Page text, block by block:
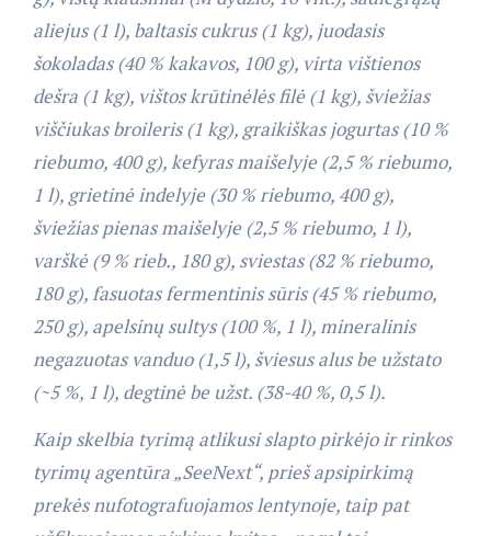
aliejus (1 l), baltasis cukrus (1 kg), juodasis
šokoladas (40 % kakavos, 100 g), virta vištienos
dešra (1 kg), vištos krūtinėlės filė (1 kg), šviežias
viščiukas broileris (1 kg), graikiškas jogurtas (10 %
riebumo, 400 g), kefyras maišelyje (2,5 % riebumo,
1 l), grietinė indelyje (30 % riebumo, 400 g),
šviežias pienas maišelyje (2,5 % riebumo, 1 l),
varškė (9 % rieb., 180 g), sviestas (82 % riebumo,
180 g), fasuotas fermentinis sūris (45 % riebumo,
250 g), apelsinų sultys (100 %, 1 l), mineralinis
negazuotas vanduo (1,5 l), šviesus alus be užstato
(~5 %, 1 l), degtinė be užst. (38-40 %, 0,5 l).
Kaip skelbia tyrimą atlikusi slapto pirkėjo ir rinkos
tyrimų agentūra „SeeNext“, prieš apsipirkimą
prekės nufotografuojamos lentynoje, taip pat